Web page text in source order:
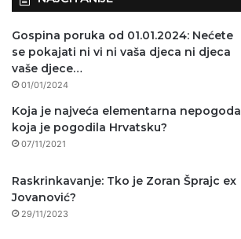
Gospina poruka od 01.01.2024: Nećete
se pokajati ni vi ni vaša djeca ni djeca
vaše djece…
01/01/2024
Koja je najveća elementarna nepogoda
koja je pogodila Hrvatsku?
07/11/2021
Raskrinkavanje: Tko je Zoran Šprajc ex
Jovanović?
29/11/2023